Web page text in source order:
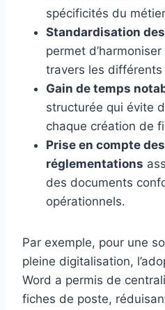
spécificités du
Standardisation
permet
travers les
Gain de temps
structurée qui évite
chaque création de
Prise en compte
réglementations
des documents
opérationnels.
Par exemple, pour une
pleine digitalisation,
Word a permis de
fiches de poste,